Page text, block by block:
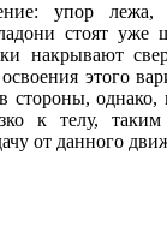
упор
стоят уже
накрывают
этого
стороны,
к телу,
от данного